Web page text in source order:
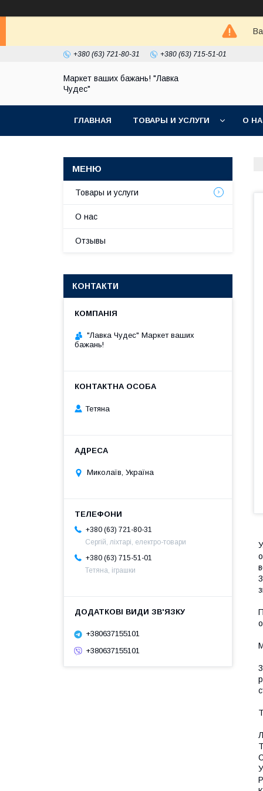
+380 (63) 721-80-31 +380 (63) 715-51-01
Маркет ваших бажань! "Лавка
Чудес"
ГЛАВНАЯ ТОВАРЫ И УСЛУГИ О
Товары и услуги
О нас
Отзывы
КОНТАКТИ
"Лавка Чудес" Маркет ваших
бажань!
Тетяна
Миколаїв, Україна
+380 (63) 721-80-31
Сергій, ліхтарі, електро-товари
+380 (63) 715-51-01
Тетяна, іграшки
+380637155101
+380637155101